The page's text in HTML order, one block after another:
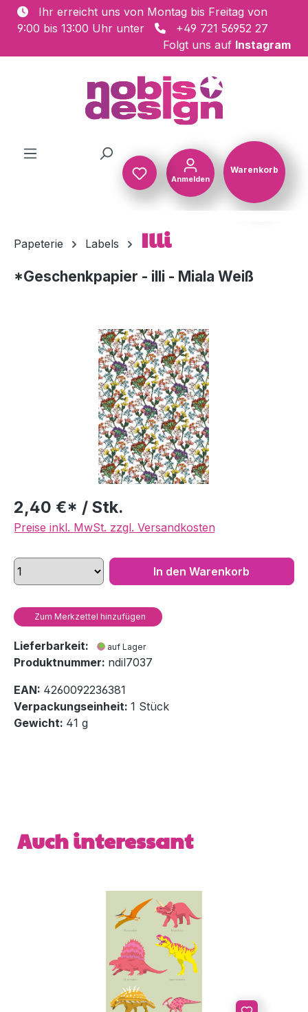
Zum Hauptinhalt springen
Ihr erreicht uns von Montag bis Freitag von
9:00 bis 13:00 Uhr unter
+49 721 56952 27
Folgt uns auf Instagram
Anmelden
Warenkorb
Papeterie Labels Illi
*Geschenkpapier - illi - Miala Weiß
Bildergalerie überspringen
2,40 €* / Stk.
Preise inkl. MwSt. zzgl. Versandkosten
In den Warenkorb
Zum Merkzettel hinzufügen
Lieferbarkeit: auf Lager
Produktnummer: ndil7037
EAN: 4260092236381
Verpackungseinheit: 1 Stück
Gewicht: 41 g
Produktgalerie überspringen
Auch interessant